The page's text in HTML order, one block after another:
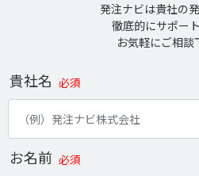
発注ナビは貴社の
徹底的にサポート
お気軽にご相談
貴社名 必須
お名前 必須